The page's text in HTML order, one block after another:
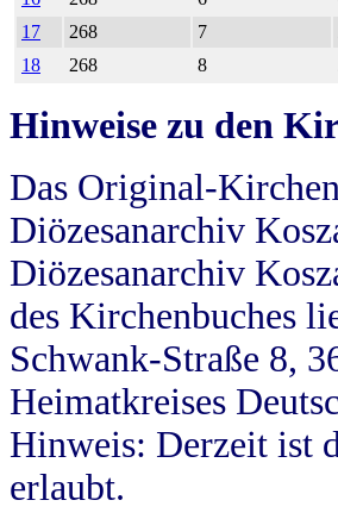
17
268 7
18
268 8
Hinweise zu den
Das Original-
Diözesanarchiv
Diözesanarchiv
des Kirchenbuches
Schwank-Straße 8,
Heimatkreises
Hinweis: Derzeit ist
erlaubt.